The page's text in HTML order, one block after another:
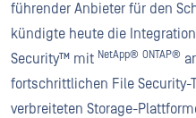
führender Anbieter für den
kündigte heute die
Security™ mit NetApp® ONTAP®
fortschrittlichen File Security-
verbreiteten Storage-